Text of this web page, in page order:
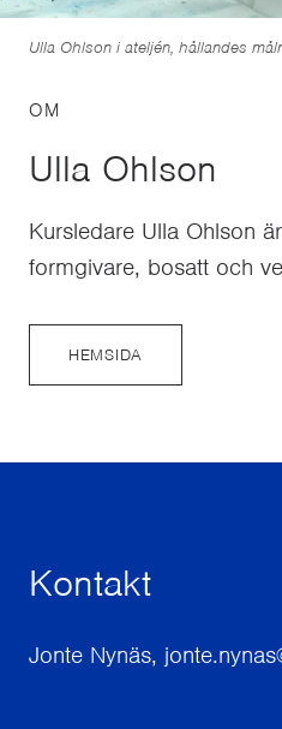
OM
Ulla Ohlson
Kursledare Ulla Ohlson
formgivare, bosatt och
HEMSIDA
Ulla Ohlson i ateljén, hållandes
Kontakt
Jonte Nynäs,